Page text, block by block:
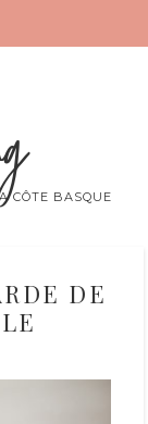
CÔTE BASQUE
DE